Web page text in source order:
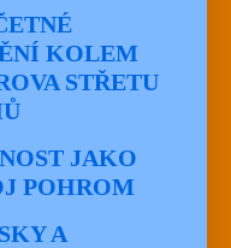
KOLEM
STŘETU
JAKO
POHROM
A